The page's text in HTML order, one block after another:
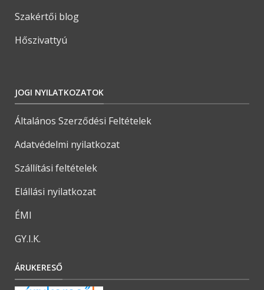
Szakértői blog
Hőszivattyú
JOGI NYILATKOZATOK
Általános Szerződési Feltételek
Adatvédelmi nyilatkozat
Szállítási feltételek
Elállási nyilatkozat
ÉMI
GY.I.K.
ÁRUKERESŐ